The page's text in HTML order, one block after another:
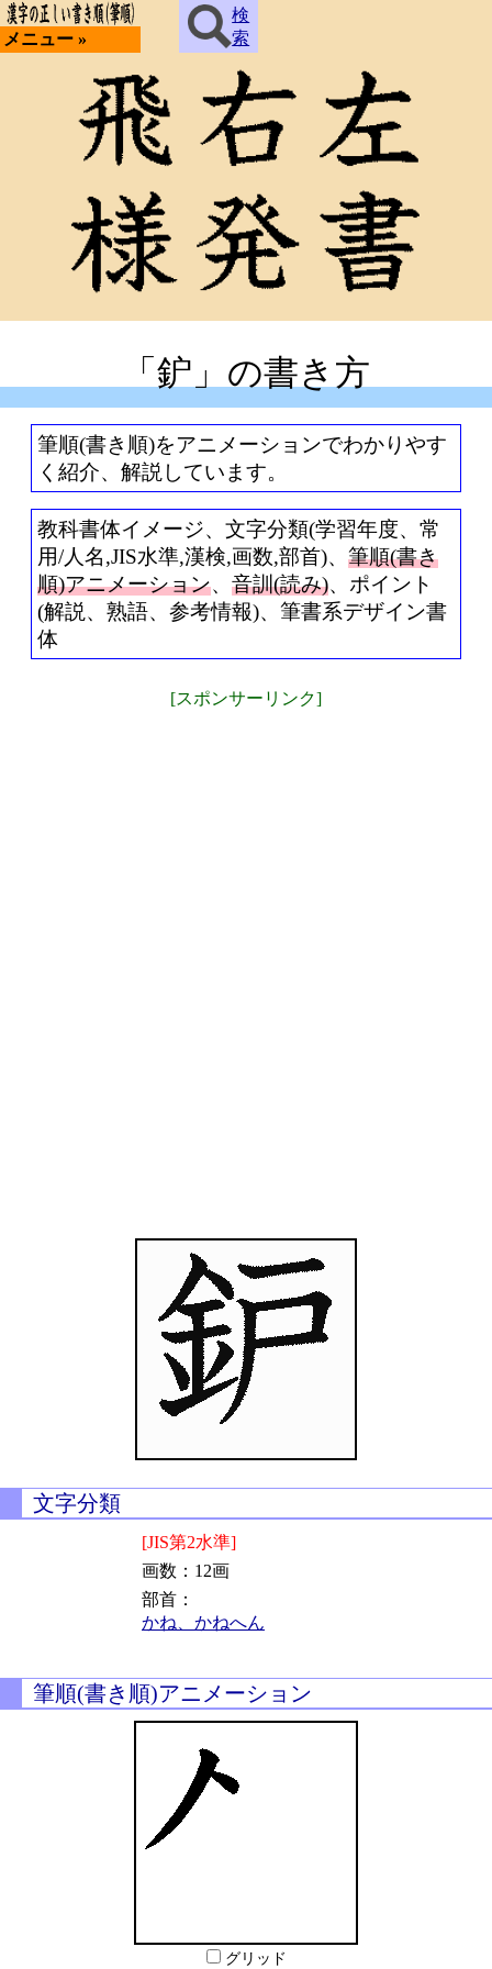
メニュー »
検
索
「鈩」の書き方
筆順(書き順)をアニメーションでわかりやす
く紹介、解説しています。
教科書体イメージ、文字分類(学習年度、常
用/人名,JIS水準,漢検,画数,部首)、 筆順(書き
順)アニメーション、 音訓(読み)、ポイント
(解説、熟語、参考情報)、筆書系デザイン書
体
[スポンサーリンク]
文字分類
[JIS第2水準]
画数：12画
部首：
かね、かねへん
筆順(書き順)アニメーション
グリッド